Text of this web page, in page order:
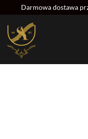
Darmowa dostawa
Strona główna